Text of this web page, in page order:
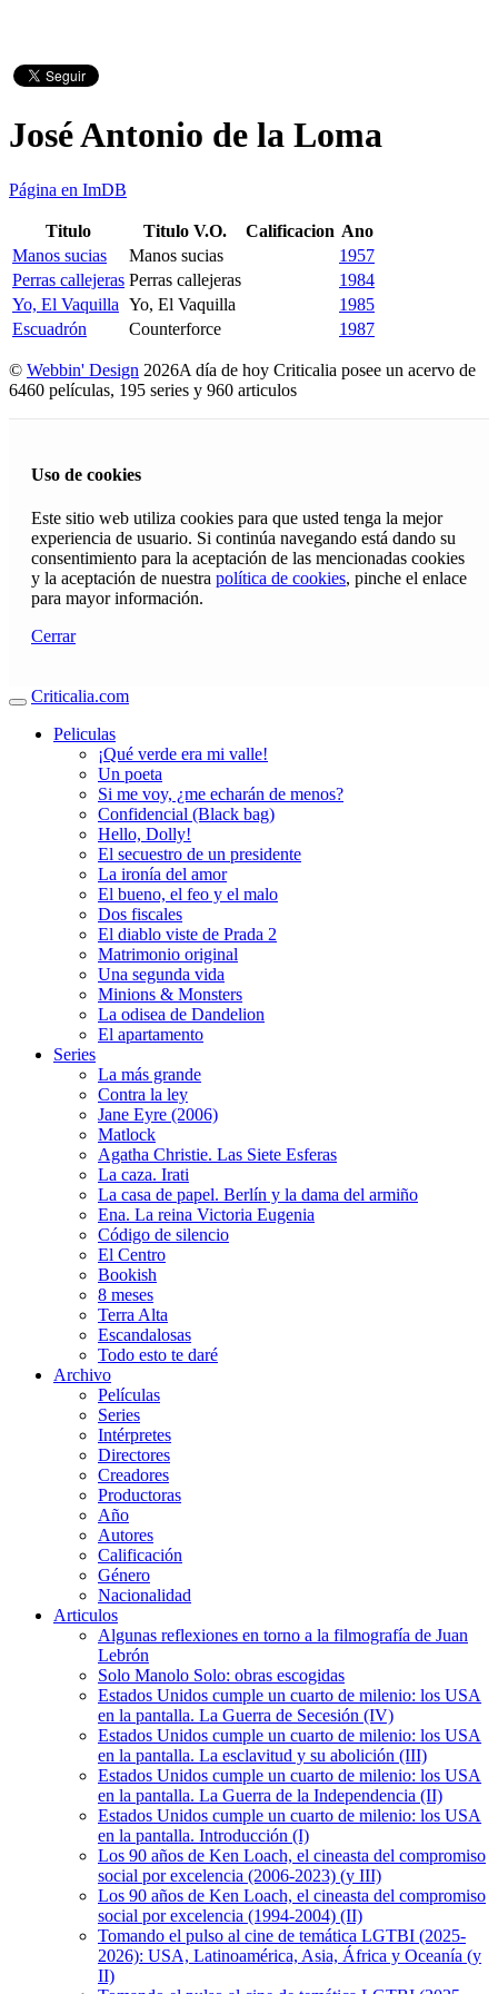
José Antonio de la Loma
Página en ImDB
Titulo Titulo V.O. Calificacion Ano
Manos sucias
Manos sucias
1957
Perras callejeras Perras callejeras
1984
Yo, El Vaquilla Yo, El Vaquilla
1985
Escuadrón
Counterforce 1987
© Webbin' Design 2026A día de hoy Criticalia posee un acervo de
6460 películas, 195 series y 960 articulos
Uso de cookies
Este sitio web utiliza cookies para que usted tenga la mejor
experiencia de usuario. Si continúa navegando está dando su
consentimiento para la aceptación de las mencionadas cookies
y la aceptación de nuestra política de cookies, pinche el enlace
para mayor información.
Cerrar
Criticalia.com
Peliculas
¡Qué verde era mi valle!
Un poeta
Si me voy, ¿me echarán de menos?
Confidencial (Black bag)
Hello, Dolly!
El secuestro de un presidente
La ironía del amor
El bueno, el feo y el malo
Dos fiscales
El diablo viste de Prada 2
Matrimonio original
Una segunda vida
Minions & Monsters
La odisea de Dandelion
El apartamento
Series
La más grande
Contra la ley
Jane Eyre (2006)
Matlock
Agatha Christie. Las Siete Esferas
La caza. Irati
La casa de papel. Berlín y la dama del armiño
Ena. La reina Victoria Eugenia
Código de silencio
El Centro
Bookish
8 meses
Terra Alta
Escandalosas
Todo esto te daré
Archivo
Películas
Series
Intérpretes
Directores
Creadores
Productoras
Año
Autores
Calificación
Género
Nacionalidad
Articulos
Algunas reflexiones en torno a la filmografía de Juan
Lebrón
Solo Manolo Solo: obras escogidas
Estados Unidos cumple un cuarto de milenio: los USA
en la pantalla. La Guerra de Secesión (IV)
Estados Unidos cumple un cuarto de milenio: los USA
en la pantalla. La esclavitud y su abolición (III)
Estados Unidos cumple un cuarto de milenio: los USA
en la pantalla. La Guerra de la Independencia (II)
Estados Unidos cumple un cuarto de milenio: los USA
en la pantalla. Introducción (I)
Los 90 años de Ken Loach, el cineasta del compromiso
social por excelencia (2006-2023) (y III)
Los 90 años de Ken Loach, el cineasta del compromiso
social por excelencia (1994-2004) (II)
Tomando el pulso al cine de temática LGTBI (2025-
2026): USA, Latinoamérica, Asia, África y Oceanía (y
II)